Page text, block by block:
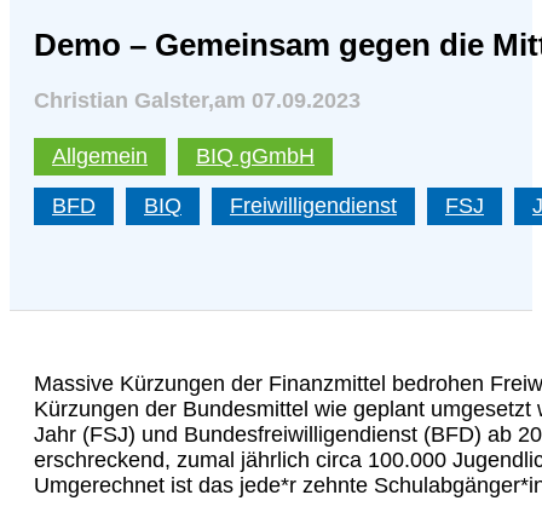
Demo – Gemeinsam gegen die
Christian Galster,am 07.09.2023
Allgemein BIQ gGmbH
BFD BIQ Freiwilligendienst FSJ
Massive Kürzungen der Finanzmittel bedrohen
Kürzungen der Bundesmittel wie geplant
Jahr (FSJ) und Bundesfreiwilligendienst (BFD) ab
erschreckend, zumal jährlich circa 100.000
Umgerechnet ist das jede*r zehnte